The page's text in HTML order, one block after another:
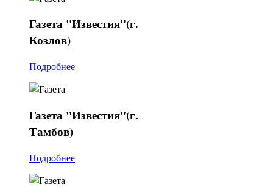
Газета "Известия"(г.
Козлов)
Подробнее
Газета "Известия"(г.
Тамбов)
Подробнее